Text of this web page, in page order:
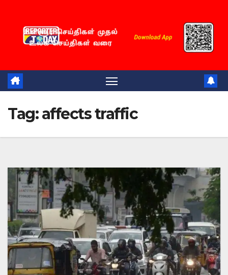
content
Tag:affects traffic